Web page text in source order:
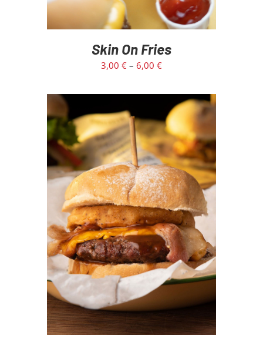
Skin On Fries
3,00 € – 6,00 €
SELECT OPTIONS / DETAILS